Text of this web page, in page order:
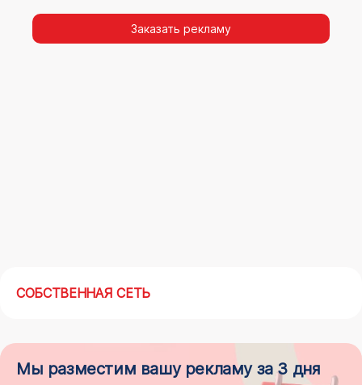
Заказать рекламу
СОБСТВЕННАЯ СЕТЬ
Мы разместим вашу рекламуза 3 дня